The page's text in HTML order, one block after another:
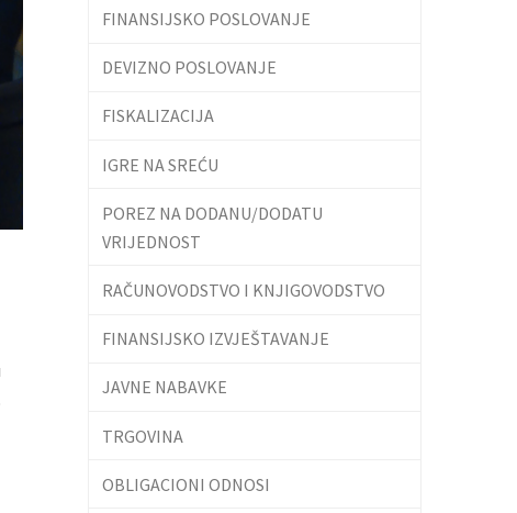
FINANSIJSKO POSLOVANJE
DEVIZNO POSLOVANJE
FISKALIZACIJA
IGRE NA SREĆU
POREZ NA DODANU/DODATU
VRIJEDNOST
RAČUNOVODSTVO I KNJIGOVODSTVO
FINANSIJSKO IZVJEŠTAVANJE
JAVNE NABAVKE
TRGOVINA
OBLIGACIONI ODNOSI